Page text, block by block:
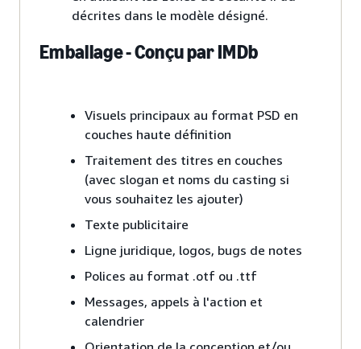
décrites dans le modèle désigné.
Emballage - Conçu par IMDb
Visuels principaux au format PSD en
couches haute définition
Traitement des titres en couches
(avec slogan et noms du casting si
vous souhaitez les ajouter)
Texte publicitaire
Ligne juridique, logos, bugs de notes
Polices au format .otf ou .ttf
Messages, appels à l'action et
calendrier